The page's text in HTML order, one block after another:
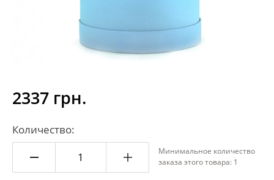
2337 грн.
Количество:
Минимальное количество
заказа этого товара: 1